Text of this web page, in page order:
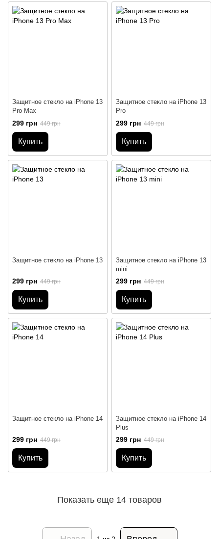
Защитное стекло на iPhone 13
Pro Max
299 грн 449 грн
Купить
Защитное стекло на iPhone 13
Pro
299 грн 449 грн
Купить
Защитное стекло на iPhone 13
299 грн 449 грн
Купить
Защитное стекло на iPhone 13
mini
299 грн 449 грн
Купить
Защитное стекло на iPhone 14
299 грн 449 грн
Купить
Защитное стекло на iPhone 14
Plus
299 грн 449 грн
Купить
Показать еще 14 товаров